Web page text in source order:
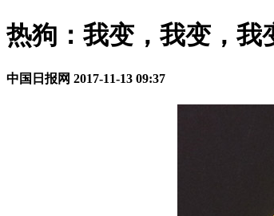
热狗：我变，我变，我
中国日报网 2017-11-13 09:37